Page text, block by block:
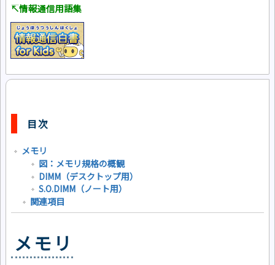
↸情報通信用語集
目次
メモリ
図：メモリ規格の概観
DIMM（デスクトップ用）
S.O.DIMM（ノート用）
関連項目
メモリ